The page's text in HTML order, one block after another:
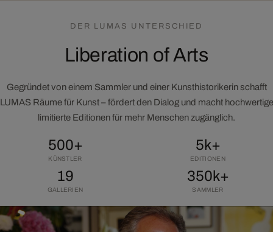
DER LUMAS UNTERSCHIED
Liberation of Arts
Gegründet von einem Sammler und einer Kunsthistorikerin schafft
LUMAS Räume für Kunst – fördert den Dialog und macht hochwertige
limitierte Editionen für mehr Menschen zugänglich.
500+
KÜNSTLER
5k+
EDITIONEN
19
GALLERIEN
350k+
SAMMLER